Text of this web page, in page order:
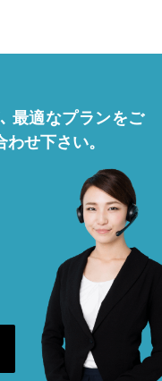
最適なプランをご
せ下さい。